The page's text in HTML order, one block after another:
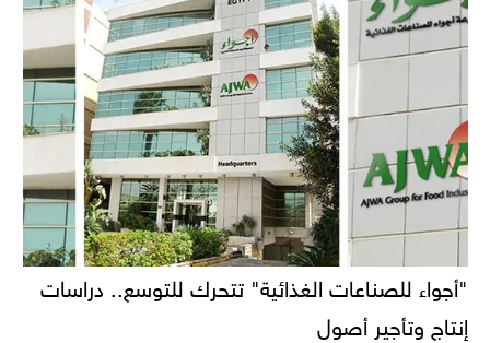
"أجواء للصناعات الغذائية" تتحرك للتوسع.. دراسات
إنتاج وتأجير أصول